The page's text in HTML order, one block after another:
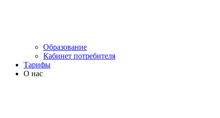
Образование
Кабинет потребителя
Тарифы
О нас